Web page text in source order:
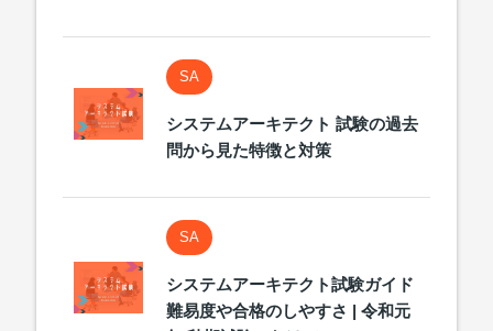
SA
システムアーキテクト 試験の過去
問から見た特徴と対策
SA
システムアーキテクト試験ガイド
難易度や合格のしやすさ | 令和元